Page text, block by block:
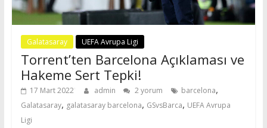
Galatasaray UEFA Avrupa Ligi
Torrent’ten Barcelona Açıklaması ve
Hakeme Sert Tepki!
17 Mart 2022 admin 2 yorum barcelona,
Galatasaray, galatasaray barcelona, GSvsBarca, UEFA Avrupa
Ligi